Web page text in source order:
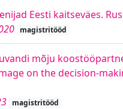
Eesti kaitseväes.
magistritööd
mõju
on the decision-
magistritööd